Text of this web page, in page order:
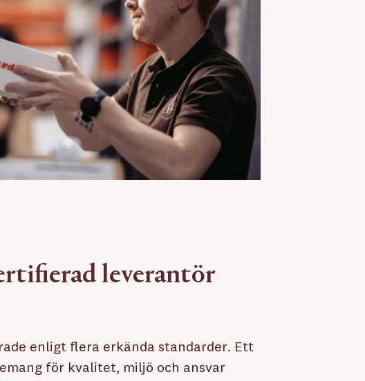
leverantör
enligt flera erkända standarder. Ett
för kvalitet, miljö och ansvar